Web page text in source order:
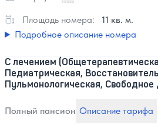
Площадь номера:
11 кв. м.
Подробное описание номера
С лечением
Педиатрическая,
Пульмонологическая, Свободное
Полный пансион Описание тарифа